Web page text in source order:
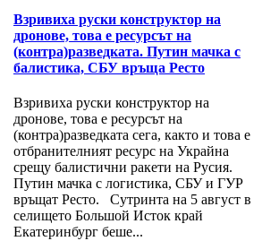
Взривиха руски конструктор на
дронове, това е ресурсът на
(контра)разведката. Путин мачка с
балистика, СБУ връща Ресто
Взривиха руски конструктор на
дронове, това е ресурсът на
(контра)разведката сега, както и това е
отбранителният ресурс на Украйна
срещу балистични ракети на Русия.
Путин мачка с логистика, СБУ и ГУР
връщат Ресто. Сутринта на 5 август в
селището Большой Исток край
Екатеринбург беше...